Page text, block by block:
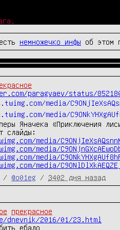
немножечко инфы об этом
paragvaev/status/
Яначека «Приключения
media/
media/
media/
media/
/ @o01eg / 3402 дня назад
прекрасное
2016/01/23.html
ебало